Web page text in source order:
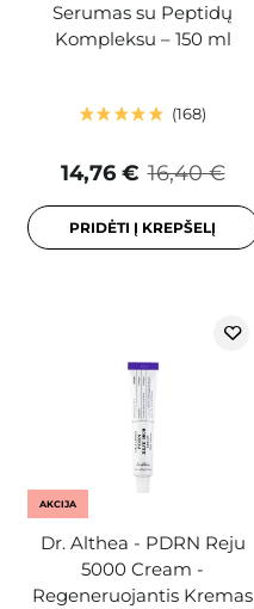
Serumas su Peptidų
Kompleksu – 150 ml
168
16,40 €
14,76 €
PRIDĖTI Į KREPŠELĮ
AKCIJA
Dr. Althea - PDRN Reju
5000 Cream -
Regeneruojantis Kremas